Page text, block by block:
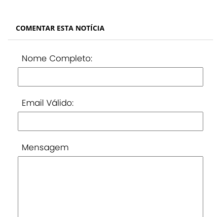
COMENTAR ESTA NOTÍCIA
Nome Completo:
Email Válido:
Mensagem